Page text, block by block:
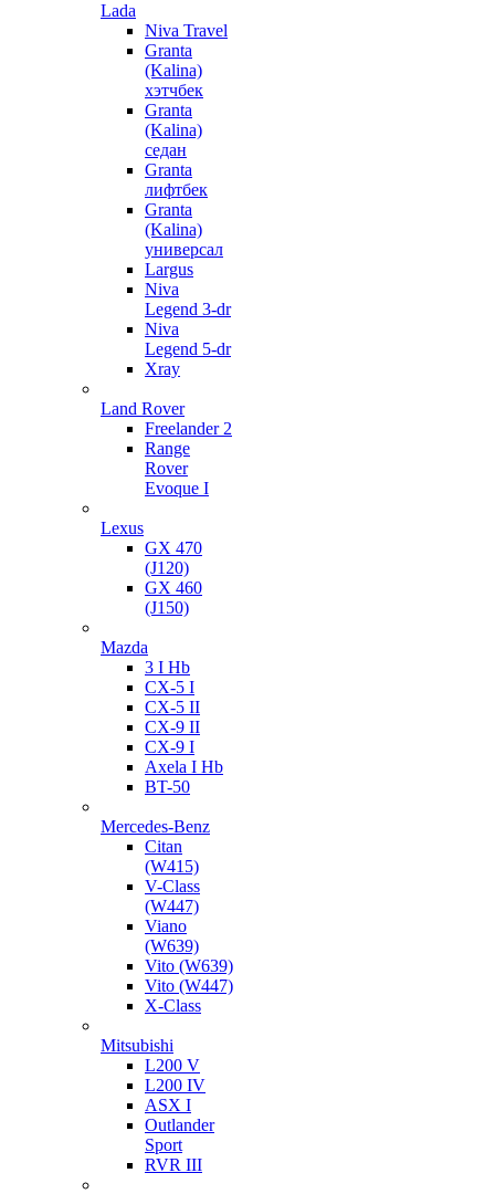
Lada
Niva Travel
Granta
(Kalina)
хэтчбек
Granta
(Kalina)
седан
Granta
лифтбек
Granta
(Kalina)
универсал
Largus
Niva
Legend 3-dr
Niva
Legend 5-dr
Xray
Land Rover
Freelander 2
Range
Rover
Evoque I
Lexus
GX 470
(J120)
GX 460
(J150)
Mazda
3 I Hb
CX-5 I
CX-5 II
CX-9 II
CX-9 I
Axela I Hb
BT-50
Mercedes-Benz
Citan
(W415)
V-Class
(W447)
Viano
(W639)
Vito (W639)
Vito (W447)
X-Class
Mitsubishi
L200 V
L200 IV
ASX I
Outlander
Sport
RVR III